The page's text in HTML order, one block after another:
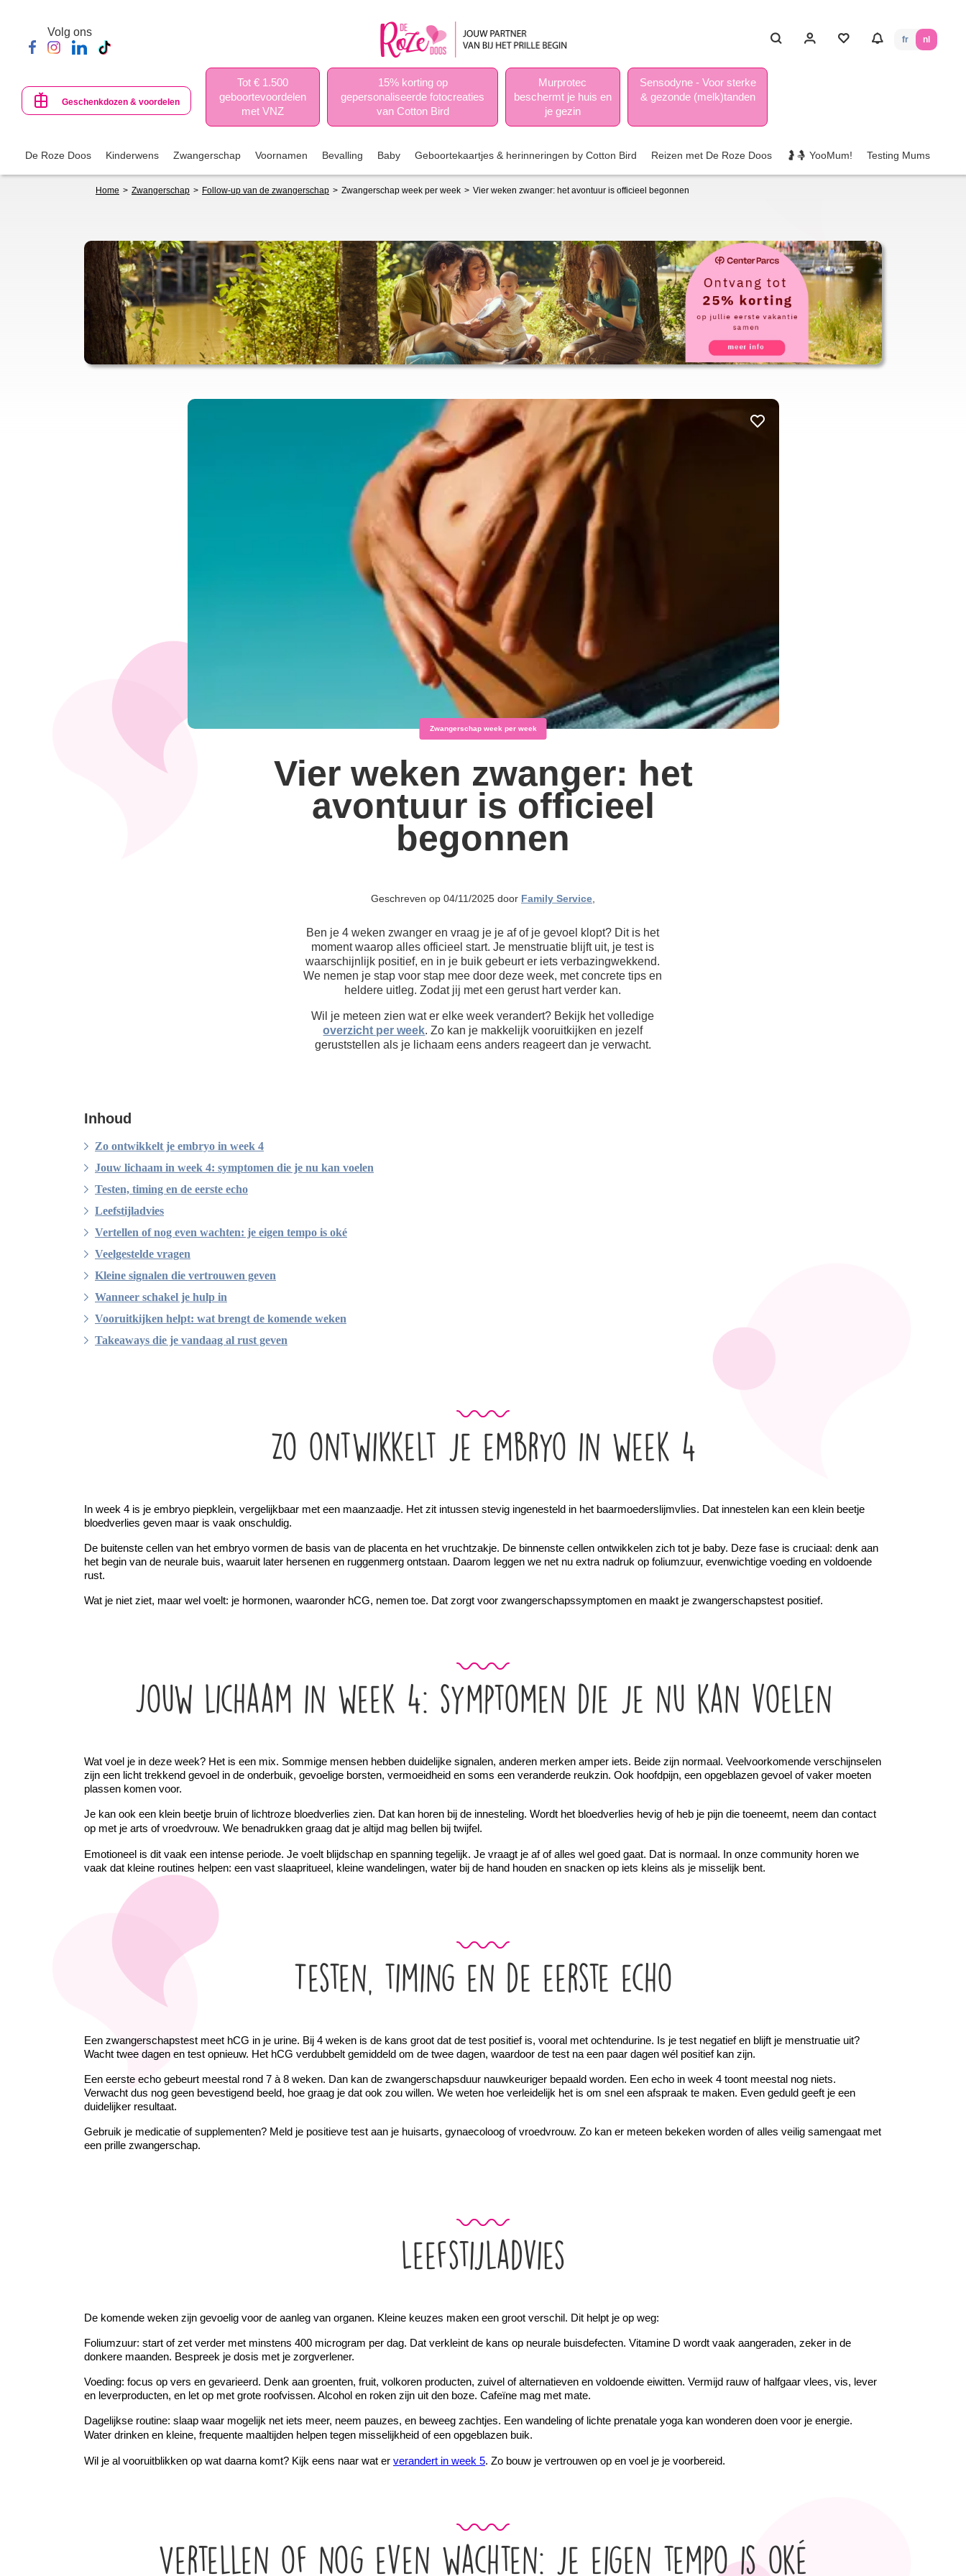
content
Volg ons
fr nl
Geschenkdozen & voordelen
Tot € 1.500
geboortevoordelen
met VNZ
15% korting op
gepersonaliseerde fotocreaties
van Cotton Bird
Murprotec
beschermt je huis en
je gezin
Sensodyne - Voor sterke
& gezonde (melk)tanden
De Roze Doos Kinderwens Zwangerschap Voornamen Bevalling Baby Geboortekaartjes & herinneringen by Cotton Bird Reizen met De Roze Doos 🤰🤱 YooMum! Testing Mums
Home Zwangerschap Follow-up van de zwangerschap Zwangerschap week per week Vier weken zwanger: het avontuur is officieel begonnen
Zwangerschap week per week
Vier weken zwanger: het
avontuur is officieel
begonnen
Geschreven op 04/11/2025 door Family Service,
Ben je 4 weken zwanger en vraag je je af of je gevoel klopt? Dit is het
moment waarop alles officieel start. Je menstruatie blijft uit, je test is
waarschijnlijk positief, en in je buik gebeurt er iets verbazingwekkend.
We nemen je stap voor stap mee door deze week, met concrete tips en
heldere uitleg. Zodat jij met een gerust hart verder kan.
Wil je meteen zien wat er elke week verandert? Bekijk het volledige
overzicht per week. Zo kan je makkelijk vooruitkijken en jezelf
geruststellen als je lichaam eens anders reageert dan je verwacht.
Inhoud
Zo ontwikkelt je embryo in week 4
Jouw lichaam in week 4: symptomen die je nu kan voelen
Testen, timing en de eerste echo
Leefstijladvies
Vertellen of nog even wachten: je eigen tempo is oké
Veelgestelde vragen
Kleine signalen die vertrouwen geven
Wanneer schakel je hulp in
Vooruitkijken helpt: wat brengt de komende weken
Takeaways die je vandaag al rust geven
Zo ontwikkelt je embryo in week 4
In week 4 is je embryo piepklein, vergelijkbaar met een maanzaadje. Het zit intussen stevig ingenesteld in het baarmoederslijmvlies. Dat innestelen kan een klein beetje
bloedverlies geven maar is vaak onschuldig.
De buitenste cellen van het embryo vormen de basis van de placenta en het vruchtzakje. De binnenste cellen ontwikkelen zich tot je baby. Deze fase is cruciaal: denk aan
het begin van de neurale buis, waaruit later hersenen en ruggenmerg ontstaan. Daarom leggen we net nu extra nadruk op foliumzuur, evenwichtige voeding en voldoende
rust.
Wat je niet ziet, maar wel voelt: je hormonen, waaronder hCG, nemen toe. Dat zorgt voor zwangerschapssymptomen en maakt je zwangerschapstest positief.
Jouw lichaam in week 4: symptomen die je nu kan voelen
Wat voel je in deze week? Het is een mix. Sommige mensen hebben duidelijke signalen, anderen merken amper iets. Beide zijn normaal. Veelvoorkomende verschijnselen
zijn een licht trekkend gevoel in de onderbuik, gevoelige borsten, vermoeidheid en soms een veranderde reukzin. Ook hoofdpijn, een opgeblazen gevoel of vaker moeten
plassen komen voor.
Je kan ook een klein beetje bruin of lichtroze bloedverlies zien. Dat kan horen bij de innesteling. Wordt het bloedverlies hevig of heb je pijn die toeneemt, neem dan contact
op met je arts of vroedvrouw. We benadrukken graag dat je altijd mag bellen bij twijfel.
Emotioneel is dit vaak een intense periode. Je voelt blijdschap en spanning tegelijk. Je vraagt je af of alles wel goed gaat. Dat is normaal. In onze community horen we
vaak dat kleine routines helpen: een vast slaapritueel, kleine wandelingen, water bij de hand houden en snacken op iets kleins als je misselijk bent.
Testen, timing en de eerste echo
Een zwangerschapstest meet hCG in je urine. Bij 4 weken is de kans groot dat de test positief is, vooral met ochtendurine. Is je test negatief en blijft je menstruatie uit?
Wacht twee dagen en test opnieuw. Het hCG verdubbelt gemiddeld om de twee dagen, waardoor de test na een paar dagen wél positief kan zijn.
Een eerste echo gebeurt meestal rond 7 à 8 weken. Dan kan de zwangerschapsduur nauwkeuriger bepaald worden. Een echo in week 4 toont meestal nog niets.
Verwacht dus nog geen bevestigend beeld, hoe graag je dat ook zou willen. We weten hoe verleidelijk het is om snel een afspraak te maken. Even geduld geeft je een
duidelijker resultaat.
Gebruik je medicatie of supplementen? Meld je positieve test aan je huisarts, gynaecoloog of vroedvrouw. Zo kan er meteen bekeken worden of alles veilig samengaat met
een prille zwangerschap.
Leefstijladvies
De komende weken zijn gevoelig voor de aanleg van organen. Kleine keuzes maken een groot verschil. Dit helpt je op weg:
Foliumzuur: start of zet verder met minstens 400 microgram per dag. Dat verkleint de kans op neurale buisdefecten. Vitamine D wordt vaak aangeraden, zeker in de
donkere maanden. Bespreek je dosis met je zorgverlener.
Voeding: focus op vers en gevarieerd. Denk aan groenten, fruit, volkoren producten, zuivel of alternatieven en voldoende eiwitten. Vermijd rauw of halfgaar vlees, vis, lever
en leverproducten, en let op met grote roofvissen. Alcohol en roken zijn uit den boze. Cafeïne mag met mate.
Dagelijkse routine: slaap waar mogelijk net iets meer, neem pauzes, en beweeg zachtjes. Een wandeling of lichte prenatale yoga kan wonderen doen voor je energie.
Water drinken en kleine, frequente maaltijden helpen tegen misselijkheid of een opgeblazen buik.
Wil je al vooruitblikken op wat daarna komt? Kijk eens naar wat er verandert in week 5. Zo bouw je vertrouwen op en voel je je voorbereid.
Vertellen of nog even wachten: je eigen tempo is oké